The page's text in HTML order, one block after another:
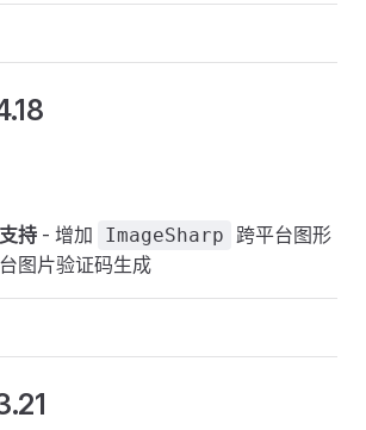
持 - 增加 ImageSharp
跨平台图形
图片验证码生成